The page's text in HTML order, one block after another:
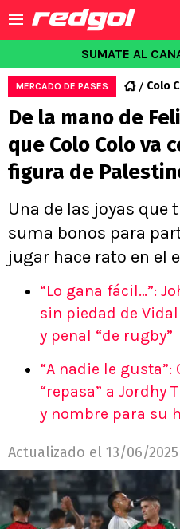
SUMATE AL
MERCADO DE PASES Colo
De la mano de
que Colo Colo va
figura de
Una de las joyas que
suma bonos para
jugar hace rato en el
“Lo gana fácil…”:
sin piedad de
y penal “de rugby”
“A nadie le
“repasa” a Jordhy
y nombre para su
Actualizado el 13/06/